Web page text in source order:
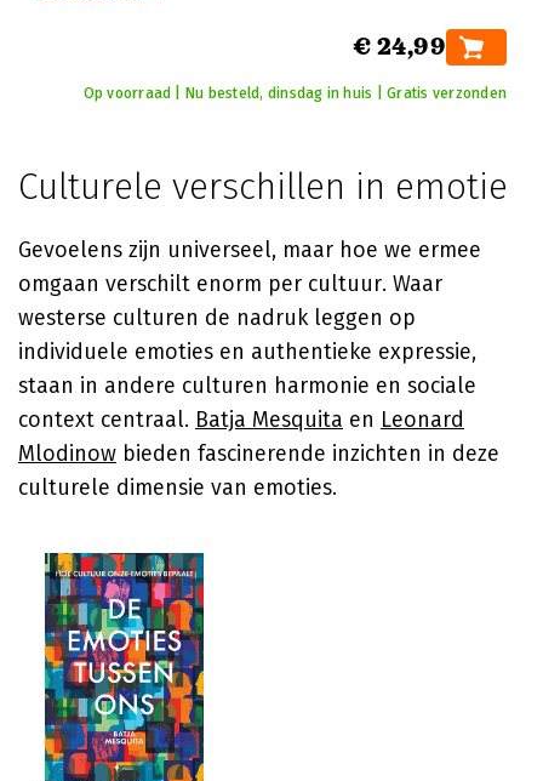
€ 24,99
Op voorraad | Nu besteld, dinsdag in huis | Gratis verzonden
Culturele verschillen in emotie
Gevoelens zijn universeel, maar hoe we ermee
omgaan verschilt enorm per cultuur. Waar
westerse culturen de nadruk leggen op
individuele emoties en authentieke expressie,
staan in andere culturen harmonie en sociale
context centraal. Batja Mesquita en Leonard
Mlodinow bieden fascinerende inzichten in deze
culturele dimensie van emoties.